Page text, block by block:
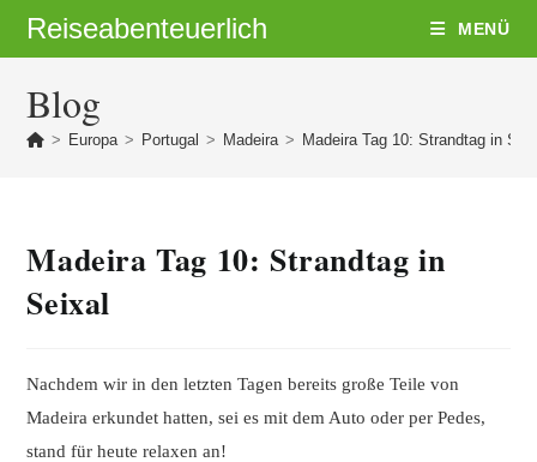
InhaltReiseabenteuerlich MENÜ
Blog
> Europa > Portugal > Madeira > Madeira Tag 10: Strandtag in
Madeira Tag 10: Strandtag in
Seixal
Nachdem wir in den letzten Tagen bereits große Teile von
Madeira erkundet hatten, sei es mit dem Auto oder per Pedes,
stand für heute relaxen an!